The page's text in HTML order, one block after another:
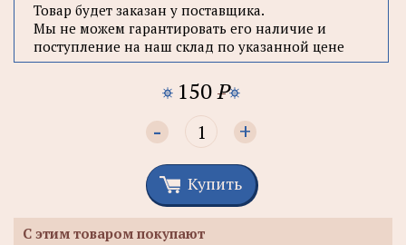
Товар будет заказан у поставщика.
Мы не можем гарантировать его наличие и
поступление на наш склад по указанной цене
150P
- +
Купить
С этим товаром покупают